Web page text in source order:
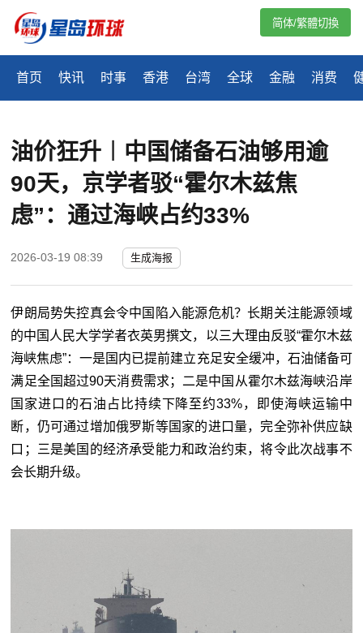
首页 快讯 时事 香港 台湾 全球 金融 消费
简体/繁體切換
油价狂升︱中国储备石油够用逾
90天，京学者驳“霍尔木兹焦
虑”：通过海峡占约33%
2026-03-19 08:39 生成海报
伊朗局势失控真会令中国陷入能源危机？长期关注能源领域
的中国人民大学学者衣英男撰文，以三大理由反驳“霍尔木兹
海峡焦虑”：一是国内已提前建立充足安全缓冲，石油储备可
满足全国超过90天消费需求；二是中国从霍尔木兹海峡沿岸
国家进口的石油占比持续下降至约33%，即使海峡运输中
断，仍可通过增加俄罗斯等国家的进口量，完全弥补供应缺
口；三是美国的经济承受能力和政治约束，将令此次战事不
会长期升级。